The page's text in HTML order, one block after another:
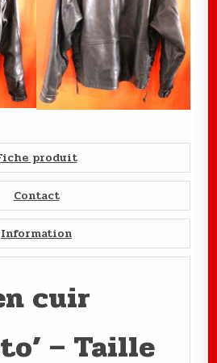
produit
Contact
Information
cuir
– Taille